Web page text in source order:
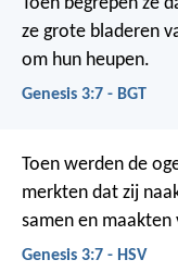
ze grote bladeren
om hun heupen.
Genesis 3:7 - BGT
Toen werden de
merkten dat zij
samen en
Genesis 3:7 - HSV